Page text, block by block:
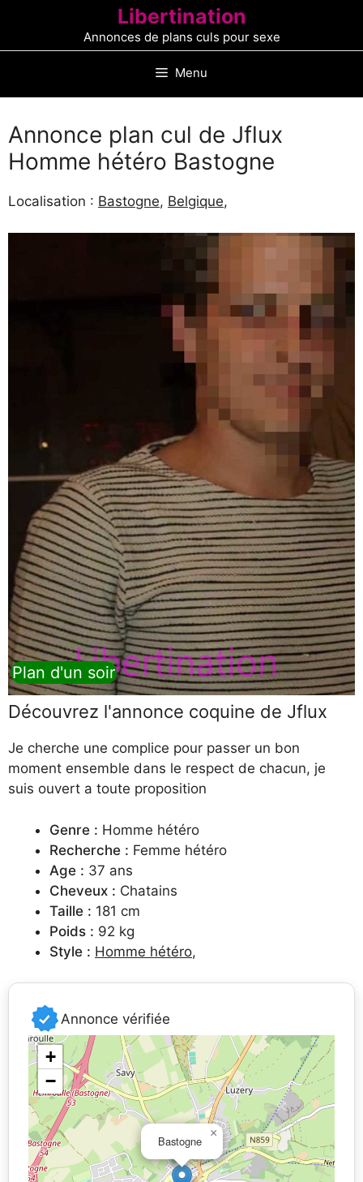
contenu
Libertination
Annonces de plans culs pour sexe
Menu
Annonce plan cul de Jflux
Homme hétéro Bastogne
Localisation : Bastogne, Belgique,
Plan d'un soir
Découvrez l'annonce coquine de Jflux
Je cherche une complice pour passer un bon
moment ensemble dans le respect de chacun, je
suis ouvert a toute proposition
Genre : Homme hétéro
Recherche : Femme hétéro
Age : 37 ans
Cheveux : Chatains
Taille : 181 cm
Poids : 92 kg
Style : Homme hétéro,
Annonce vérifiée
Bastogne
×
+
−